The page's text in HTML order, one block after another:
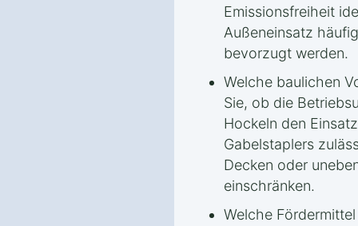
Emissionsfreiheit
Außeneinsatz
bevorzugt werden.
Welche baulichen
Sie, ob die
Hockeln den
Gabelstaplers
Decken oder
einschränken.
Welche